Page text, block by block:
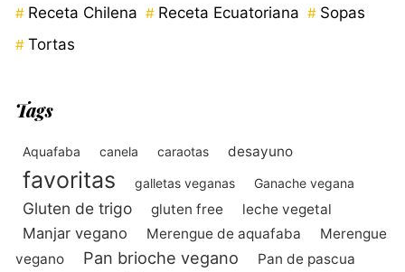
Receta Chilena
Receta Ecuatoriana
Sopas
Tortas
Tags
Aquafaba canela caraotas desayuno
favoritas galletas veganas Ganache vegana
Gluten de trigo gluten free leche vegetal
Manjar vegano Merengue de aquafaba
Merengue
vegano
Pan brioche vegano
Pan de pascua